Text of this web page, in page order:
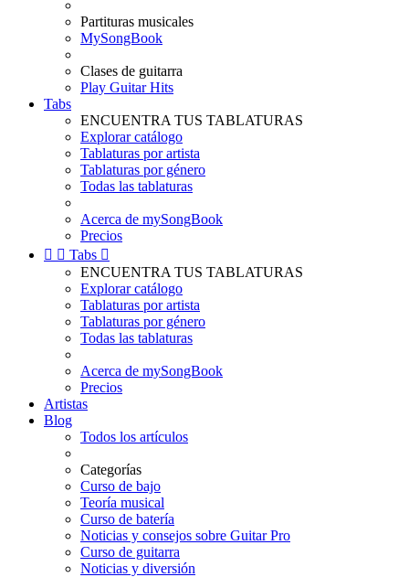
Partituras musicales
MySongBook
Clases de guitarra
Play Guitar Hits
Tabs
ENCUENTRA TUS TABLATURAS
Explorar catálogo
Tablaturas por artista
Tablaturas por género
Todas las tablaturas
Acerca de mySongBook
Precios
  Tabs 
ENCUENTRA TUS TABLATURAS
Explorar catálogo
Tablaturas por artista
Tablaturas por género
Todas las tablaturas
Acerca de mySongBook
Precios
Artistas
Blog
Todos los artículos
Categorías
Curso de bajo
Teoría musical
Curso de batería
Noticias y consejos sobre Guitar Pro
Curso de guitarra
Noticias y diversión